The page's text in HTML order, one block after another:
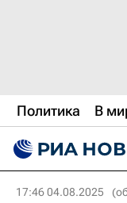
Политика В
17:46 04.08.2025